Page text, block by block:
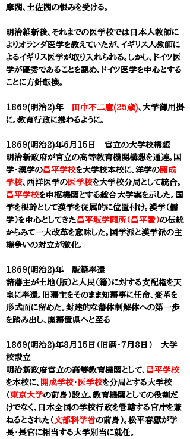
摩閥、土佐閥の恨みを受ける。
明治維新後、それまでの医学校では日本人教師に
よりオランダ医学を教えていたが、イギリス人教師に
よるイギリス医学が取り入れられる。しかし、ドイツ医
学が優秀であることを認め、ドイツ医学を中心とする
ことに方針転換。
1869(明治2)年 田中不二麿(25歳)、 大学御用掛
に。教育行政に携わるように。
1869(明治2)年6月15日 官立の大学校構想
明治新政府が官立の高等教育機関構想を通達。国
学・漢学の昌平学校を大学校本校に、洋学の開成
学校、西洋医学の 医学校を大学校分局として統合。
昌平学校を中枢機関とする総合大学案を示した。国
学を根幹として漢学を従属的に位置付け。漢学（儒
学）を中心としてきた 昌平坂学問所（昌平黌）の伝統
からみて一大改革を意味した。国学派と漢学派の主
権争いの対立が激化。
1869(明治2)年 版籍奉還
諸藩主が土地（版）と人民（籍）に対する支配権を天
皇に奉還。旧藩主をそのまま知藩事に任命、変革を
形式面に留めた。封建的な藩体制解体への第一歩
を踏み出し、廃藩置県へと至る
1869(明治2)年8月15日（旧暦・7月8日） 大学
校設立
明治新政府官立の高等教育機関 として、 昌平学校
を本校に、 開成学校・ 医学校を分局とする大学校
（東京大学の前身）設立。教育機関としての役割だ
けでなく、日本全国の学校行政を管轄する官庁を兼
ねるとされた（文部科学省の前身）。松平春獄が学
長・長官に相当する大学別当に就任。